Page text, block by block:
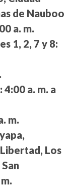
de Nauboo
a. m.
1, 2, 7 y 8:
4:00 a. m. a
m.
Los